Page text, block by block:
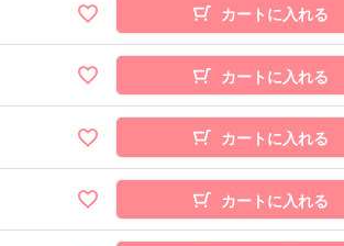
カートに入れる
カートに入れる
カートに入れる
カートに入れる